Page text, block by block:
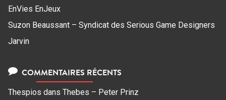
EnVies EnJeux
Suzon Beaussant – Syndicat des Serious Game Designers
Jarvin
COMMENTAIRES RÉCENTS
Thespios dans Thebes – Peter Prinz